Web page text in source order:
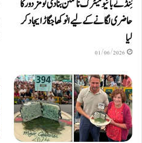
ٹِنڈ نے بائیومیٹرک ناممکن بنا دی تو مزدور کا
حاضری لگانے کے لیے انوکھا جگاڑ ایجاد کر
لیا
01/06/2026